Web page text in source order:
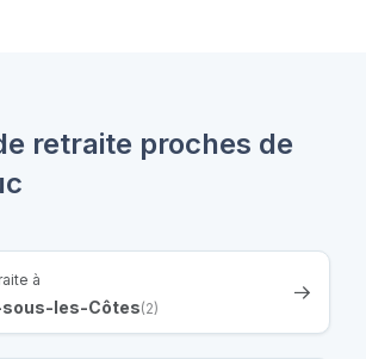
retraite proches de
à
les-Côtes(2)